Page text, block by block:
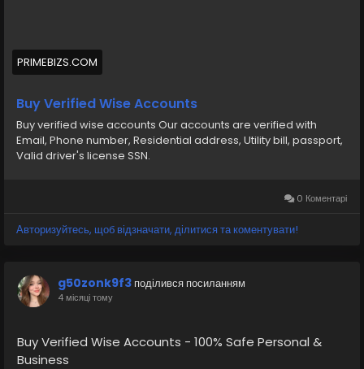
Buy verified wise accounts from us Our accounts are
verified, Phone number, Residential address, Utility bill,
passport, Valid driver s license SSN
https://primebizs.com/product/buy-verified-wise-
PRIMEBIZS.COM
Buy Verified Wise Accounts
Buy verified wise accounts Our accounts are verified with
Email, Phone number, Residential address, Utility bill, passport,
Valid driver's license SSN.
0 Коментарі
Авторизуйтесь, щоб відзначати, ділитися та коментувати!
g50zonk9f3 поділився посиланням
4 місяці тому
Buy Verified Wise Accounts - 100% Safe Personal &
Business